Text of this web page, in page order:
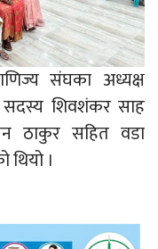
संघका अध्यक्ष
सदस्य शिवशंकर साह
ठाकुर सहित वडा
।